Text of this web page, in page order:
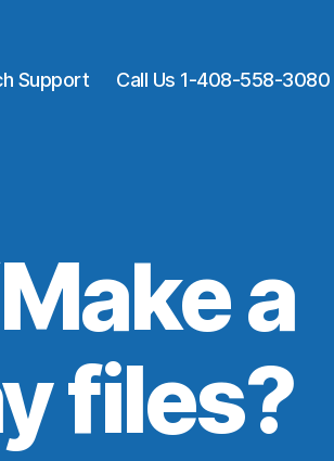
Support Call Us 1-408-558-3080
a
files?